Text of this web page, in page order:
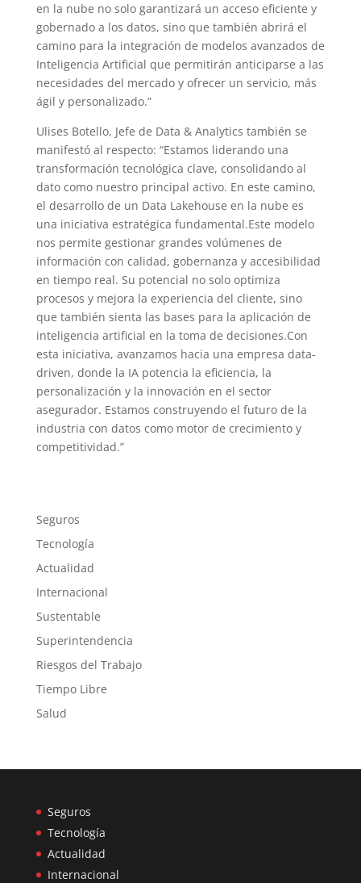
en la nube no solo garantizará un acceso eficiente y
gobernado a los datos, sino que también abrirá el
camino para la integración de modelos avanzados de
Inteligencia Artificial que permitirán anticiparse a las
necesidades del mercado y ofrecer un servicio, más
ágil y personalizado.”
Ulises Botello, Jefe de Data & Analytics también se
manifestó al respecto: “Estamos liderando una
transformación tecnológica clave, consolidando al
dato como nuestro principal activo. En este camino,
el desarrollo de un Data Lakehouse en la nube es
una iniciativa estratégica fundamental.Este modelo
nos permite gestionar grandes volúmenes de
información con calidad, gobernanza y accesibilidad
en tiempo real. Su potencial no solo optimiza
procesos y mejora la experiencia del cliente, sino
que también sienta las bases para la aplicación de
inteligencia artificial en la toma de decisiones.Con
esta iniciativa, avanzamos hacia una empresa data-
driven, donde la IA potencia la eficiencia, la
personalización y la innovación en el sector
asegurador. Estamos construyendo el futuro de la
industria con datos como motor de crecimiento y
competitividad.”
Seguros
Tecnología
Actualidad
Internacional
Sustentable
Superintendencia
Riesgos del Trabajo
Tiempo Libre
Salud
Seguros
Tecnología
Actualidad
Internacional